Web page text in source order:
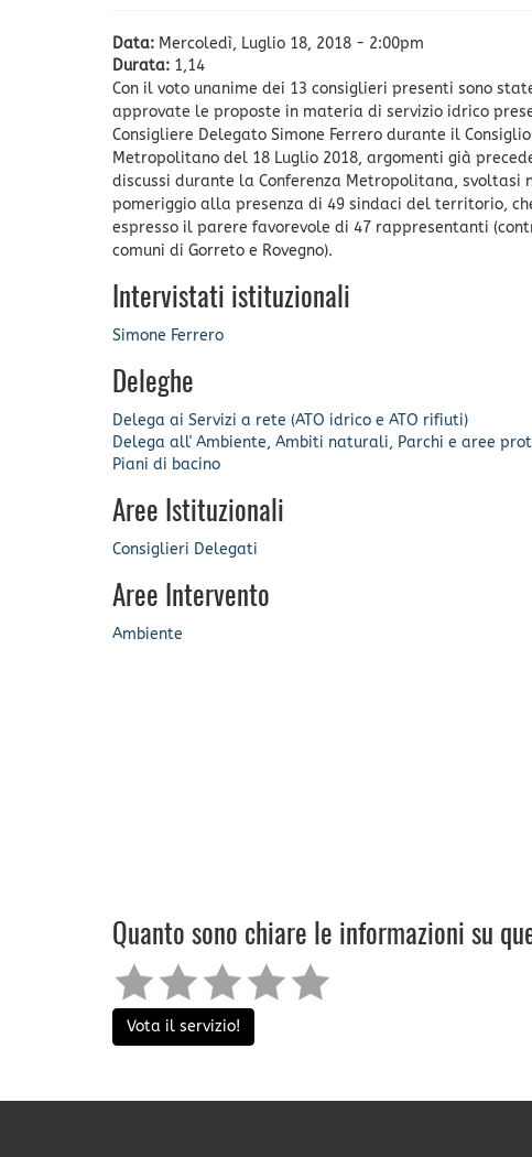
Data: Mercoledì, Luglio 18, 2018 - 2:00pm
Durata: 1,14
Con il voto unanime dei 13 consiglieri presenti sono
approvate le proposte in materia di servizio idrico
Consigliere Delegato Simone Ferrero durante il Consiglio
Metropolitano del 18 Luglio 2018, argomenti già
discussi durante la Conferenza Metropolitana, svoltasi
pomeriggio alla presenza di 49 sindaci del territorio,
espresso il parere favorevole di 47 rappresentanti
comuni di Gorreto e Rovegno).
Intervistati istituzionali
Simone Ferrero
Deleghe
Delega ai Servizi a rete (ATO idrico e ATO rifiuti)
Delega all' Ambiente, Ambiti naturali, Parchi e aree
Piani di bacino
Aree Istituzionali
Consiglieri Delegati
Aree Intervento
Ambiente
Quanto sono chiare le informazioni su
Vota il servizio!